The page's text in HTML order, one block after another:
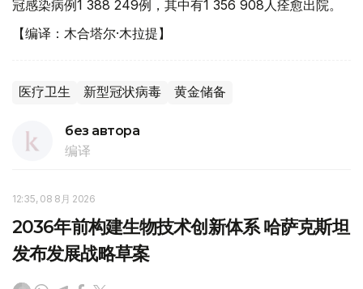
冠感染病例1 388 249例，其中有1 356 908人痊愈出院。
【编译：木合塔尔·木拉提】
医疗卫生 新型冠状病毒 黄金储备
без автора
编译
12:35, 08 8月 2026
2036年前构建生物技术创新体系 哈萨克斯坦
发布发展战略草案